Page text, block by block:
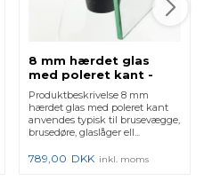
8 mm hærdet glas
med poleret kant -
Klar
Produktbeskrivelse 8 mm
hærdet glas med poleret kant
anvendes typisk til brusevægge,
brusedøre, glaslåger ell...
789,00 DKK inkl. moms